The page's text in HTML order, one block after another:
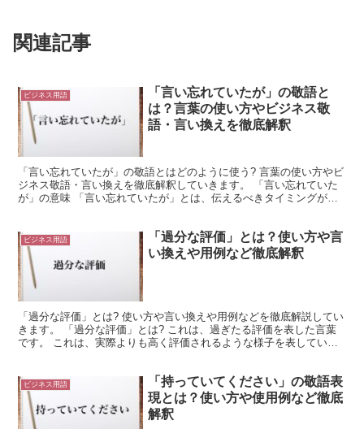
関連記事
ビジネス用語
「言い忘れていたが」の敬語と
は？言葉の使い方やビジネス敬
語・言い換えを徹底解釈
「言い忘れていたが」の敬語とはどのように使う? 言葉の使い方やビ
ジネス敬語・言い換えを徹底解釈していきます。 「言い忘れていた
が」の意味 「言い忘れていたが」とは、伝えるべきタイミングがあ
ビジネス用語
「過分な評価」とは？使い方や言
い換えや用例など徹底解釈
「過分な評価」とは? 使い方や言い換えや用例などを徹底解説してい
きます。 「過分な評価」とは? これは、過ぎたる評価を表した言葉
です。 これは、実際よりも高く評価されるような様子を表していま
ビジネス用語
「持っていてください」の敬語表
現とは？使い方や使用例など徹底
解釈